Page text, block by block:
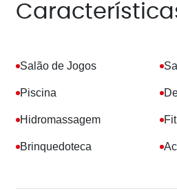
Salão de Jogos
Piscina
Hidromassagem
Brinquedoteca